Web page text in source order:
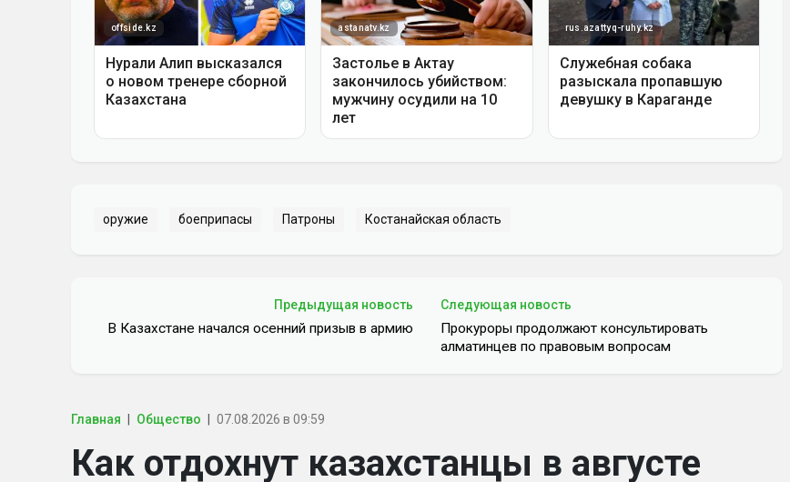
оружие боеприпасы Патроны Костанайская область
Предыдущая новость
В Казахстане начался осенний призыв в армию
Следующая новость
Прокуроры продолжают консультировать
алматинцев по правовым вопросам
Главная Общество 07.08.2026 в 09:59
Как отдохнут казахстанцы в августе